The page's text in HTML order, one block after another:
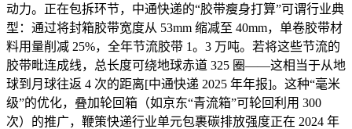
动力。正在包拆环节，中通快递的“胶带瘦身打算”可谓行业典
型：通过将封箱胶带宽度从 53mm 缩减至 40mm，单卷胶带材
料用量削减 25%，全年节流胶带 1。3 万吨。若将这些节流的
胶带毗连成线，总长度可绕地球赤道 325 圈——这相当于从地
球到月球往返 4 次的距离[中通快递 2025 年年报]。这种“毫米
级”的优化，叠加轮回箱（如京东“青流箱”可轮回利用 300
次）的推广，鞭策快递行业单元包裹碳排放强度正在 2024 年